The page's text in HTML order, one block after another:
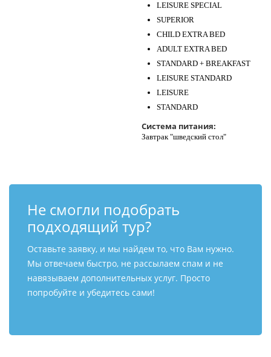
LEISURE SPECIAL
SUPERIOR
CHILD EXTRA BED
ADULT EXTRA BED
STANDARD + BREAKFAST
LEISURE STANDARD
LEISURE
STANDARD
Система питания:
Завтрак "шведский стол"
Не смогли подобрать
подходящий тур?
Оставьте заявку, и мы найдем то, что Вам нужно.
Мы отвечаем быстро, не рассылаем спам и не
навязываем дополнительных услуг. Просто
попробуйте и убедитесь сами!